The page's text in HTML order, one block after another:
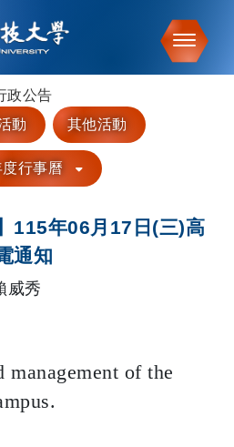
要內容
政公告
動 其他活動
度行事曆
115年06月17日(三)高
通知
者：
威秀
management of the